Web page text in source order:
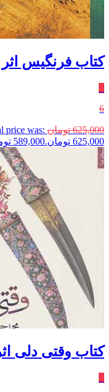
کتاب فرنگیس اثر
6
625,000 تومان price was:
625,000 تومان.
589,000
کتاب وقتی دلی